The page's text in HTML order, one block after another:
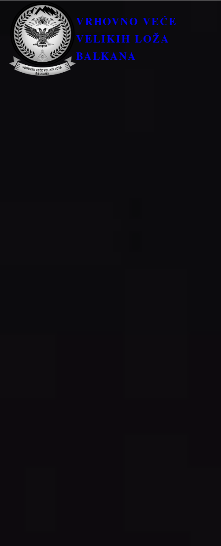
VRHOVNO VEĆE
VELIKIH LOŽA
BALKANA